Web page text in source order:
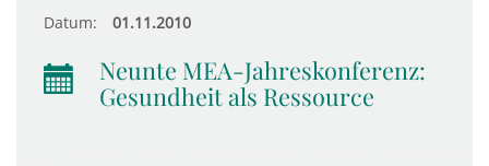
Datum: 01.11.2010
Neunte MEA-Jahreskonferenz:
Gesundheit als Ressource